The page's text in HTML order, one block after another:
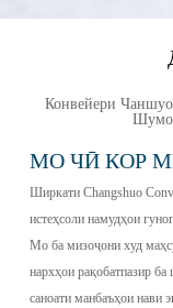
Конвейери
Шумо
МО ЧӢ КОР
Ширкати Changshuo
истеҳсоли намудҳои
Мо ба мизоҷони худ
нархҳои рақобатпазир
саноати манбаъҳои нави